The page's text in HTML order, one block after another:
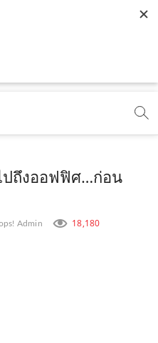
Oops!
| ADVERTISING | CAMPAIGN |
ปถึงออฟฟิศ…ก่อน
Admin 18,180